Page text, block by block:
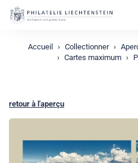
Accueil Collectionner
Cartes maximum
retour à l'aperçu